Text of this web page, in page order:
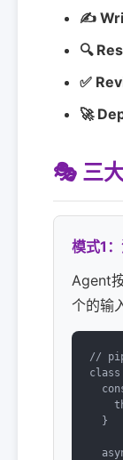
✍️
🔍
✅
🚀
🎭 三
模式1
Agent
个的输
//
  }